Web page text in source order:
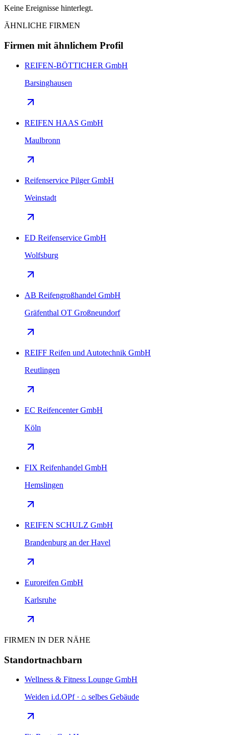
Keine Ereignisse hinterlegt.
ÄHNLICHE FIRMEN
Firmen mit ähnlichem Profil
REIFEN-BÖTTICHER GmbH
Barsinghausen
REIFEN HAAS GmbH
Maulbronn
Reifenservice Pilger GmbH
Weinstadt
ED Reifenservice GmbH
Wolfsburg
AB Reifengroßhandel GmbH
Gräfenthal OT Großneundorf
REIFF Reifen und Autotechnik GmbH
Reutlingen
EC Reifencenter GmbH
Köln
FIX Reifenhandel GmbH
Hemslingen
REIFEN SCHULZ GmbH
Brandenburg an der Havel
Euroreifen GmbH
Karlsruhe
FIRMEN IN DER NÄHE
Standortnachbarn
Wellness & Fitness Lounge GmbH
Weiden i.d.OPf · ⌂ selbes Gebäude